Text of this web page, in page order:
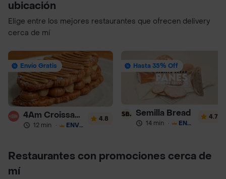
ubicación
Elige entre los mejores restaurantes que ofrecen delivery
cerca de mí
Envío Gratis
4Am Croissanterie
12 min · ENVÍO GRATIS
4.8
Hasta 35% Off
Semilla Bread
14 min · ENVÍO GRATIS
4.7
Restaurantes con promociones cerca de
mí